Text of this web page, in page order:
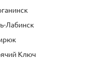
Лабинск
Ключ